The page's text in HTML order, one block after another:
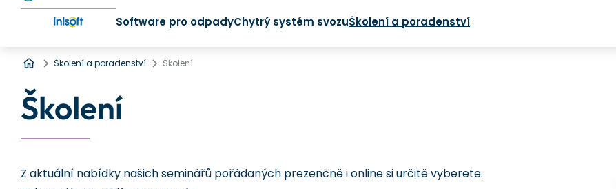
Software pro odpadyChytrý systém svozuŠkolení a poradenství
Úvod
Školení a poradenství Školení
Školení
Z aktuální nabídky našich seminářů pořádaných prezenčně i online si určitě vyberete.